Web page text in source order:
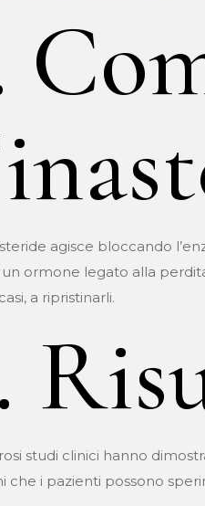
agisce bloccando
un ormone legato alla
a ripristinarli.
studi clinici hanno
che i pazienti possono